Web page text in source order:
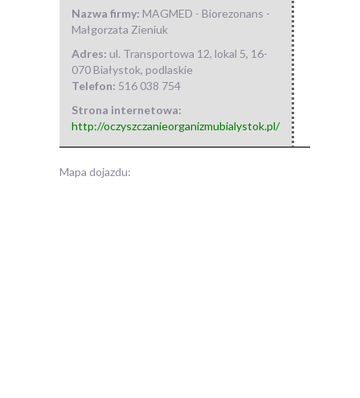
Nazwa firmy: MAGMED - Biorezonans -
Małgorzata Zieniuk
Adres: ul. Transportowa 12, lokal 5, 16-
070 Białystok, podlaskie
Telefon: 516 038 754
Strona internetowa:
http://oczyszczanieorganizmubialystok.pl/
Mapa dojazdu: